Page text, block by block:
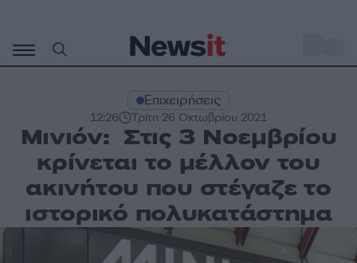
περιεχόμενο
Επιχειρήσεις
12:26 Τρίτη 26 Οκτωβρίου 2021
Μινιόν: Στις 3 Νοεμβρίου
κρίνεται το μέλλον του
ακινήτου που στέγαζε το
ιστορικό πολυκατάστημα